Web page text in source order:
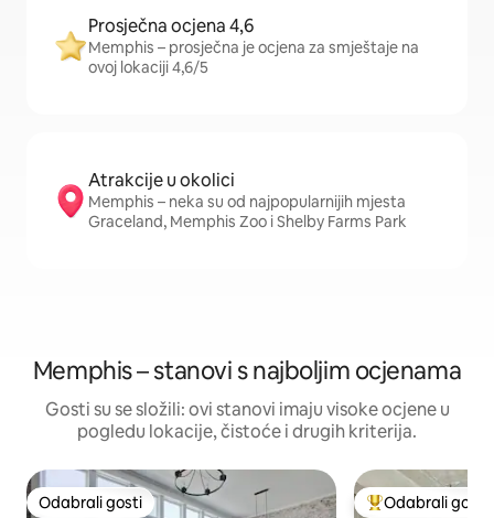
Prosječna ocjena 4,6
Memphis – prosječna je ocjena za smještaje na
ovoj lokaciji 4,6/5
Atrakcije u okolici
Memphis – neka su od najpopularnijih mjesta
Graceland, Memphis Zoo i Shelby Farms Park
Memphis – stanovi s najboljim ocjenama
Gosti su se složili: ovi stanovi imaju visoke ocjene u
pogledu lokacije, čistoće i drugih kriterija.
Odabrali gosti
Odabrali gosti Među najviše
Odabrali gosti